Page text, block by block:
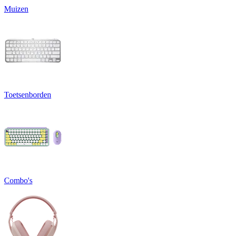
Muizen
Toetsenborden
Combo's